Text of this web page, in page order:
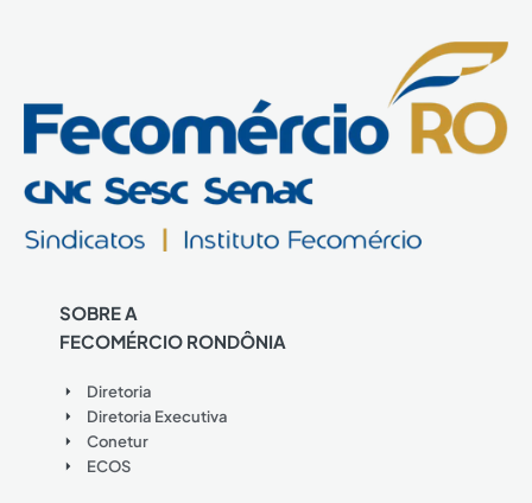
SOBRE A
FECOMÉRCIO RONDÔNIA
Diretoria
Diretoria Executiva
Conetur
ECOS